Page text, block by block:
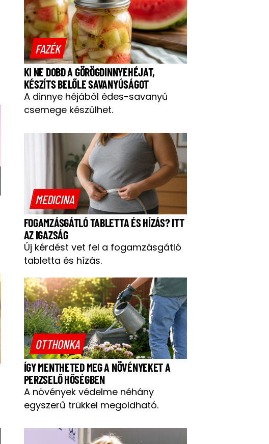
FAZÉK
KI NE DOBD A GÖRÖGDINNYEHÉJAT,
KÉSZÍTS BELŐLE SAVANYÚSÁGOT
A dinnye héjából édes-savanyú
csemege készülhet.
MEDICINA
FOGAMZÁSGÁTLÓ TABLETTA ÉS HÍZÁS? ITT
AZ IGAZSÁG
Új kérdést vet fel a fogamzásgátló
tabletta és hízás.
OTTHONKA
ÍGY MENTHETED MEG A NÖVÉNYEKET A
PERZSELŐ HŐSÉGBEN
A növények védelme néhány
egyszerű trükkel megoldható.